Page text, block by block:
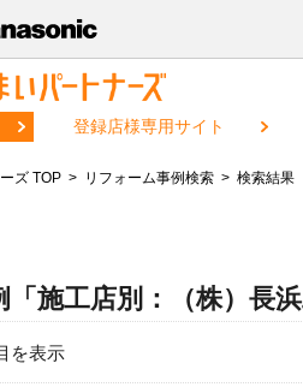
登録店様専用サイト
ズ TOP リフォーム事例検索 検索結果
「施工店別：（株）長
を表示